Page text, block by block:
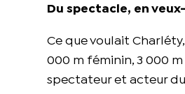
Du spectacle, en
Ce que voulait
000 m féminin, 3 000
spectateur et acteur